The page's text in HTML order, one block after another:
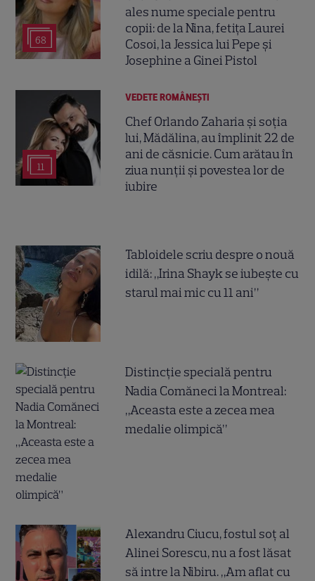
68
ales nume speciale pentru
copii: de la Nina, fetița Laurei
Cosoi, la Jessica lui Pepe și
Josephine a Ginei Pistol
11
VEDETE ROMÂNEŞTI
Chef Orlando Zaharia și soția
lui, Mădălina, au împlinit 22 de
ani de căsnicie. Cum arătau în
ziua nunții și povestea lor de
iubire
Tabloidele scriu despre o nouă
idilă: „Irina Shayk se iubește cu
starul mai mic cu 11 ani”
Distincție specială pentru
Nadia Comăneci la Montreal:
„Aceasta este a zecea mea
medalie olimpică”
Alexandru Ciucu, fostul soț al
Alinei Sorescu, nu a fost lăsat
să intre la Nibiru. „Am aflat cu